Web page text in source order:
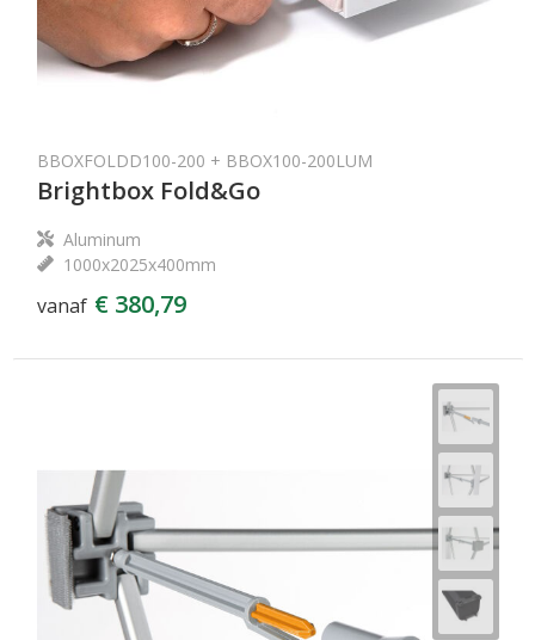
BBOXFOLDD100-200 + BBOX100-200LUM
Brightbox Fold&Go
Aluminum
1000x2025x400mm
vanaf € 380,79